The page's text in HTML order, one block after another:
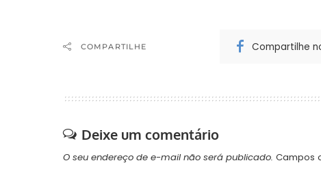
COMPARTILHE Compartilhe
Deixe um comentário
O seu endereço de e-mail não será publicado. Campos